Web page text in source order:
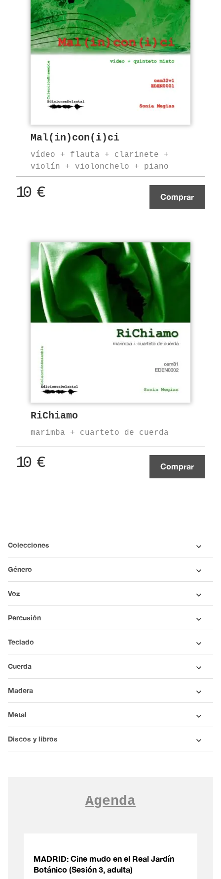
Mal(in)con(i)ci
vídeo + flauta + clarinete +
violín + violonchelo + piano
10 € Comprar
RiChiamo
marimba + cuarteto de cuerda
10 € Comprar
Colecciones
Género
Voz
Percusión
Teclado
Cuerda
Madera
Metal
Discos y libros
Agenda
MADRID: Cine mudo en el Real Jardín
Botánico (Sesión 3, adulta)